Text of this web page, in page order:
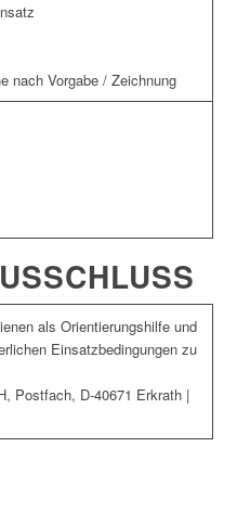
nach Vorgabe / Zeichnung
als Orientierungshilfe und
Einsatzbedingungen zu
Postfach, D-40671 Erkrath |